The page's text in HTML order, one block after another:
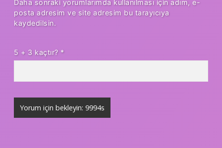
Daha sonraki yorumlarımda kullanılması için adım, e-
posta adresim ve site adresim bu tarayıcıya
kaydedilsin.
5 + 3 kaçtır? *